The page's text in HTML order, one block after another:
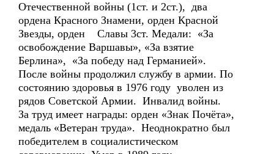
Отечественной войны (1ст. и 2ст.), два
ордена Красного Знамени, орден Красной
Звезды, орден Славы 3ст. Медали: «За
освобождение Варшавы», «За взятие
Берлина», «За победу над Германией».
После войны продолжил службу в армии. По
состоянию здоровья в 1976 году уволен из
рядов Советской Армии. Инвалид войны.
За труд имеет награды: орден «Знак Почёта»,
медаль «Ветеран труда». Неоднократно был
победителем в социалистическом